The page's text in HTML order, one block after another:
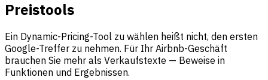
Preistools
Ein Dynamic-Pricing-Tool zu wählen heißt nicht, den ersten
Google-Treffer zu nehmen. Für Ihr Airbnb-Geschäft
brauchen Sie mehr als Verkaufstexte — Beweise in
Funktionen und Ergebnissen.